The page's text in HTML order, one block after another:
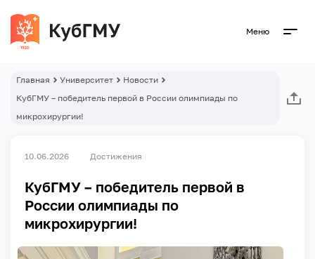
Меню
Главная Университет
Новости
КубГМУ – победитель первой в России олимпиады по
микрохирургии!
10.06.2026 Достижения
КубГМУ – победитель первой в
России олимпиады по
микрохирургии!